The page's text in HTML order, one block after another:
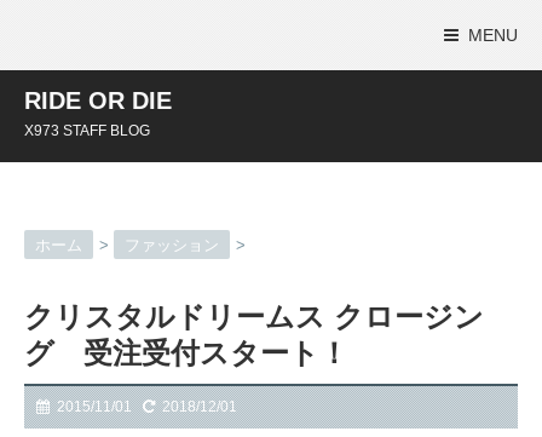
MENU
RIDE OR DIE
X973 STAFF BLOG
ホーム > ファッション >
クリスタルドリームス クロージン
グ 受注受付スタート！
2015/11/01 2018/12/01